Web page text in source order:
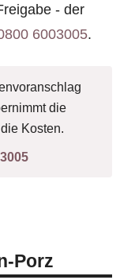
- der
6003005.
die
Kosten.
Porz